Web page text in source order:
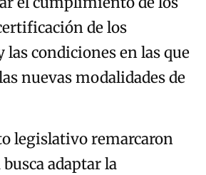
de los
las condiciones en las que
nuevas modalidades de
legislativo remarcaron
adaptar la